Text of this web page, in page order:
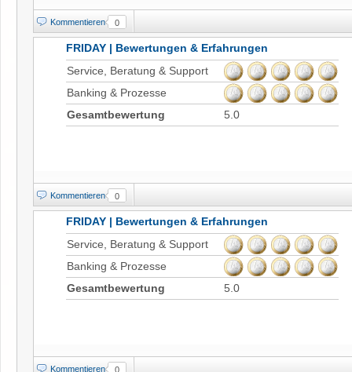
Kommentieren 0
FRIDAY | Bewertungen & Erfahrungen
Service, Beratung & Support
Banking & Prozesse
Gesamtbewertung
5.0
Kommentieren 0
FRIDAY | Bewertungen & Erfahrungen
Service, Beratung & Support
Banking & Prozesse
Gesamtbewertung
5.0
Kommentieren 0